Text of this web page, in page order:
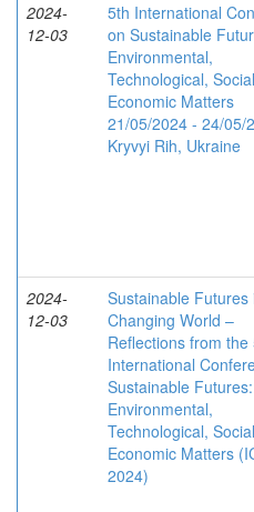
2024-
12-03
5th International
on Sustainable
Environmental,
Technological,
Economic Matters
21/05/2024 - 24/05/
Kryvyi Rih, Ukraine
2024-
12-03
Sustainable Futures
Changing World –
Reflections from the
International
Sustainable Futures:
Environmental,
Technological,
Economic Matters
2024)